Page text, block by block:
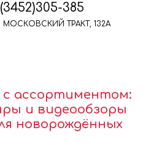
385
МОСКОВСКИЙ ТРАКТ, 132А
с ассортиментом:
и видеообзоры
новорождённых